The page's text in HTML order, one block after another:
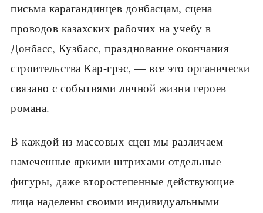
письма карагандинцев донбасцам, сцена
проводов казахских рабочих на учебу в
Донбасс, Кузбасс, празднование окончания
строительства Кар-грэс, — все это органически
связано с событиями личной жизни героев
романа.
В каждой из массовых сцен мы различаем
намеченные яркими штрихами отдельные
фигуры, даже второстепенные действующие
лица наделены своими индивидуальными